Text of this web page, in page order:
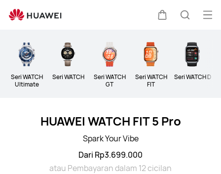
di
Seri WATCH
Ultimate
Seri WATCH
Seri WATCH
GT
Seri WATCH
FIT
Seri WATCH D
HUAWEI WATCH FIT 5 Pro
Spark Your Vibe
Dari Rp3.699.000
atau Pembayaran dalam 12 cicilan